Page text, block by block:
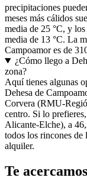
precipitaciones
meses más cálidos
media de 25 °C, y
media de 13 °C. La
Campoamor es de
¿Cómo llego a
zona?
Aquí tienes algunas
Dehesa de
Corvera (RMU-
centro. Si lo
Alicante-Elche), a
todos los rincones de
alquiler.
Te